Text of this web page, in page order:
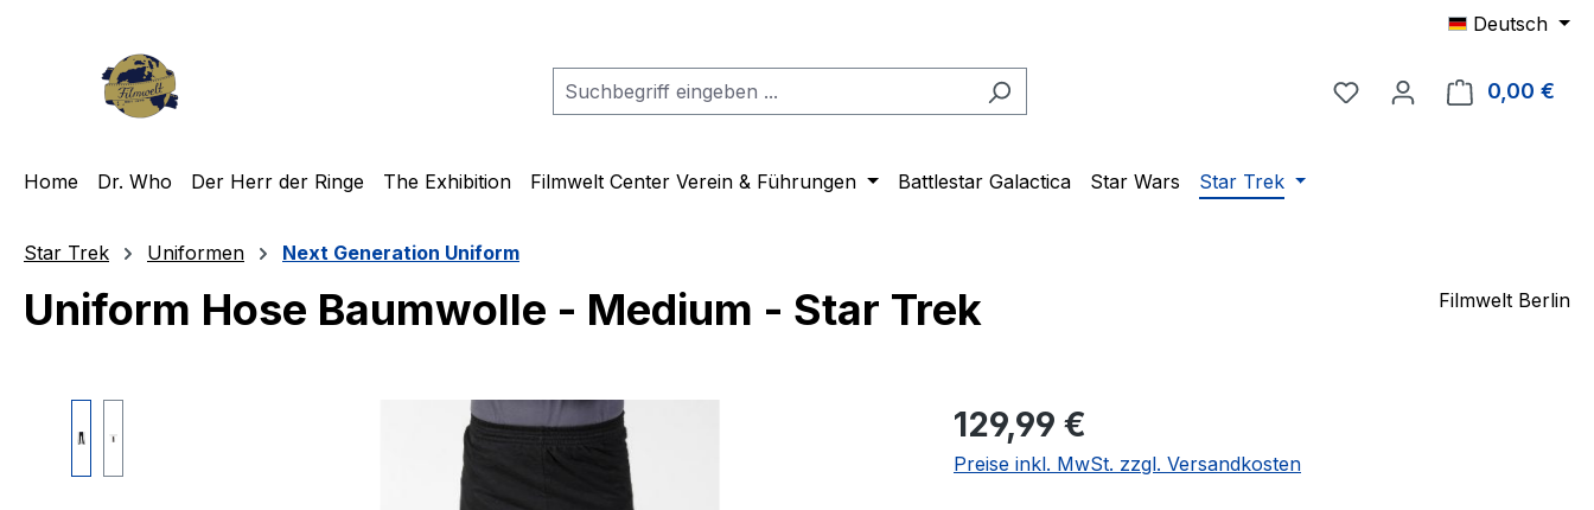
Deutsch
Du hast 0 Produkte auf
0,00 €
Home Dr. Who Der Herr der Ringe The Exhibition Filmwelt Center Verein & Führungen Battlestar Galactica Star Wars Star Trek
Star Trek Uniformen Next Generation Uniform
Uniform Hose Baumwolle - Medium - Star Trek Filmwelt Berlin
Regulärer Preis:
129,99 €
Preise inkl. MwSt. zzgl. Versandkosten